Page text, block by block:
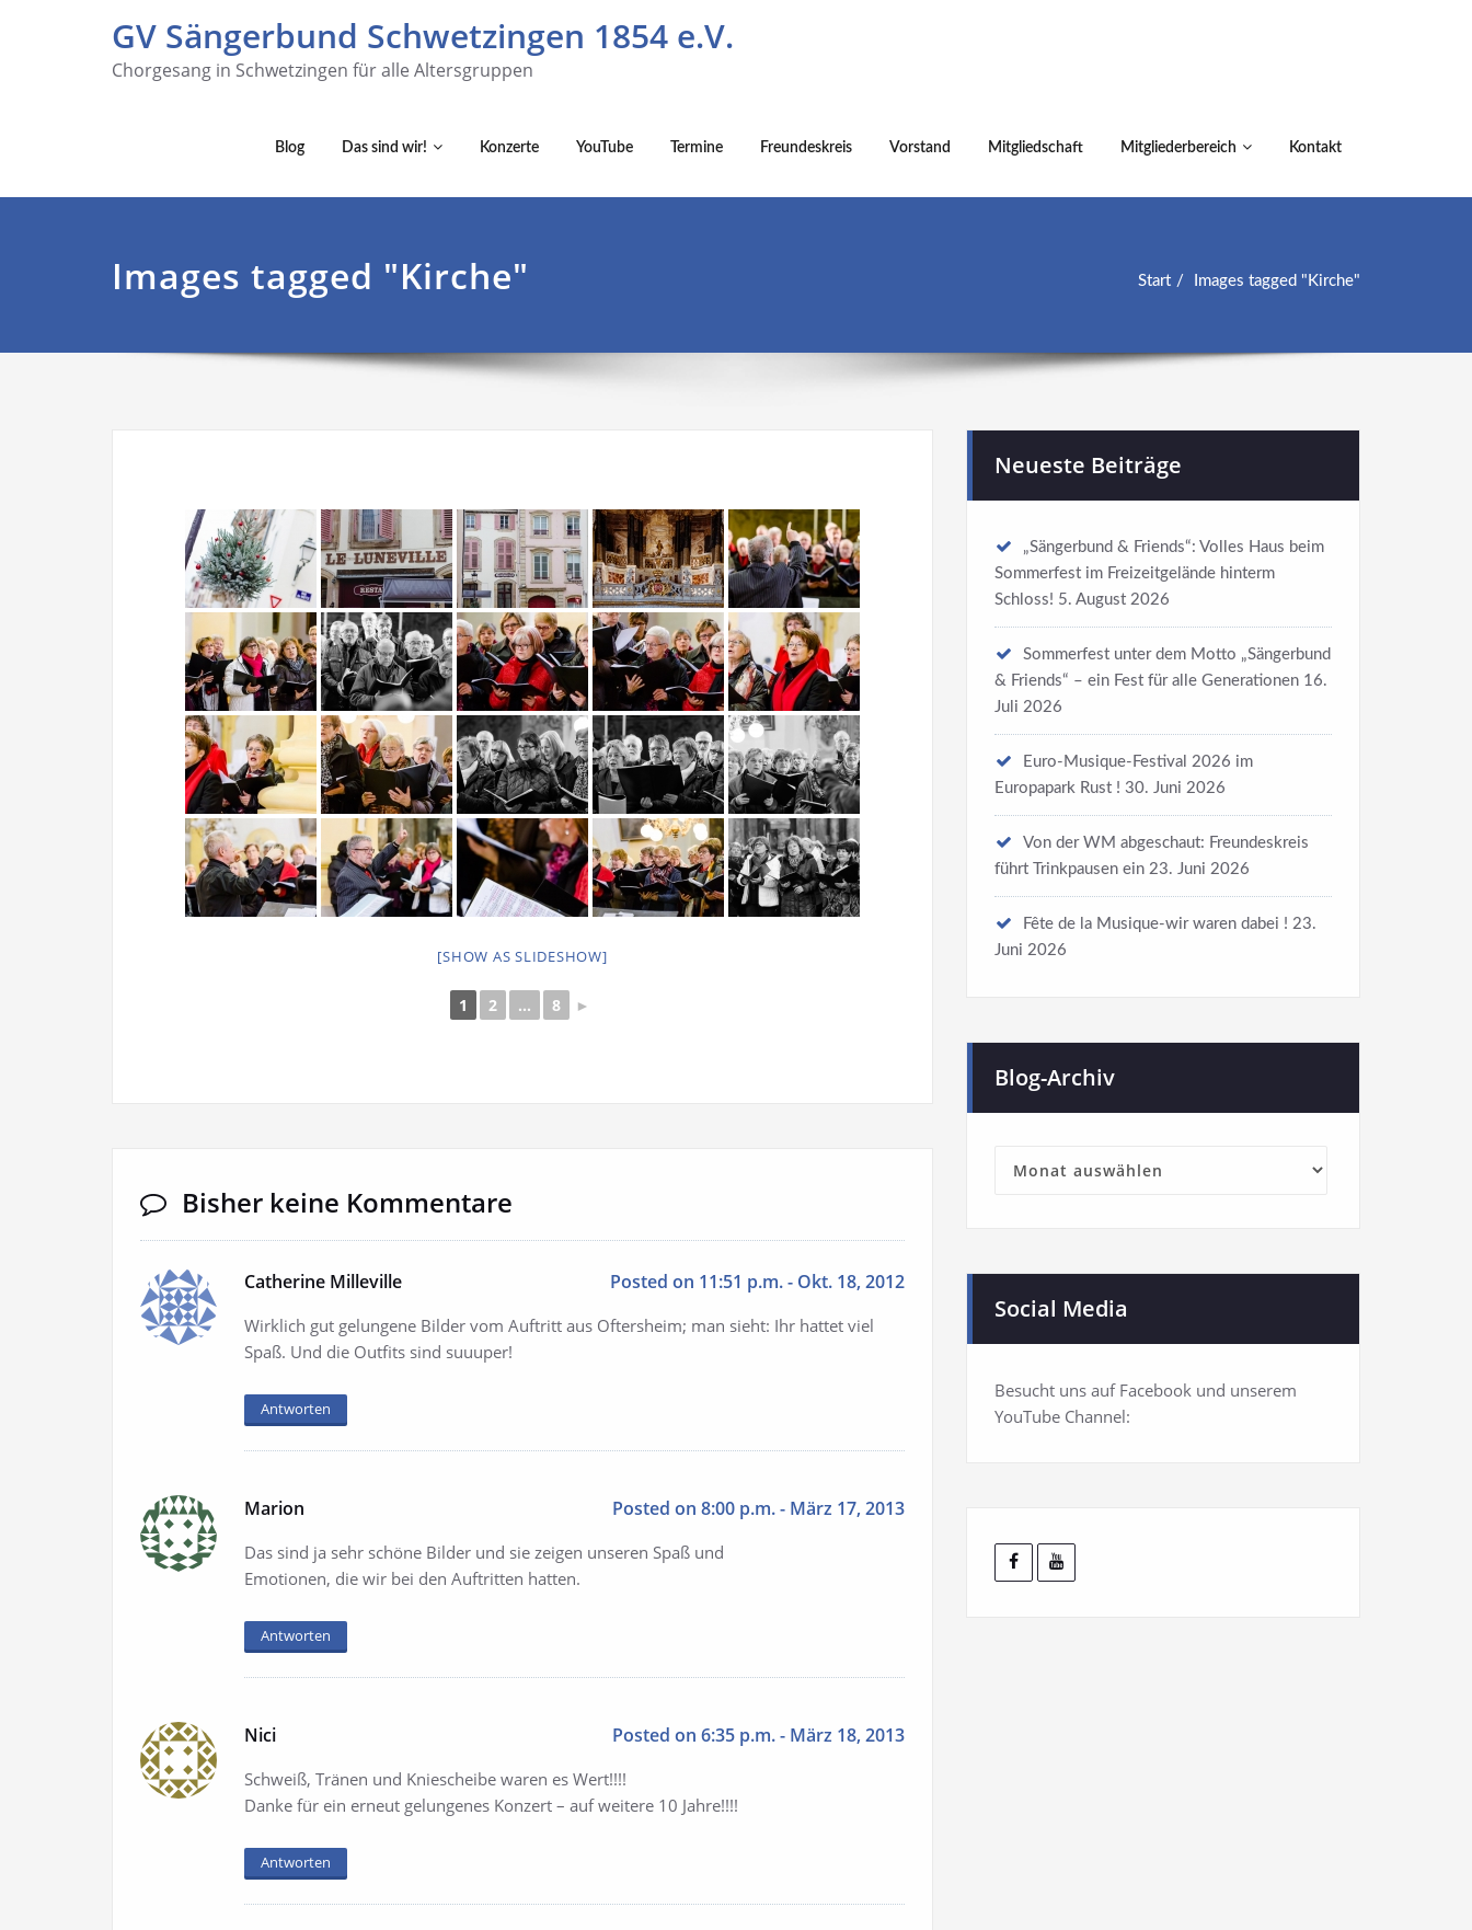
GV Sängerbund Schwetzingen 1854 e.V.
Chorgesang in Schwetzingen für alle Altersgruppen
Blog Das sind wir! Konzerte YouTube Termine Freundeskreis Vorstand Mitgliedschaft Mitgliederbereich Kontakt
Images tagged "Kirche" Start Images tagged "Kirche"
[SHOW AS SLIDESHOW]
1 2 ... 8 ►
Bisher keine Kommentare
Catherine Milleville Posted on 11:51 p.m. - Okt. 18, 2012
Wirklich gut gelungene Bilder vom Auftritt aus Oftersheim; man sieht: Ihr hattet viel
Spaß. Und die Outfits sind suuuper!
Antworten
Marion Posted on 8:00 p.m. - März 17, 2013
Das sind ja sehr schöne Bilder und sie zeigen unseren Spaß und
Emotionen, die wir bei den Auftritten hatten.
Antworten
Nici Posted on 6:35 p.m. - März 18, 2013
Schweiß, Tränen und Kniescheibe waren es Wert!!!!
Danke für ein erneut gelungenes Konzert – auf weitere 10 Jahre!!!!
Antworten
Neueste Beiträge
„Sängerbund & Friends“: Volles Haus beim
Sommerfest im Freizeitgelände hinterm
Schloss! 5. August 2026
Sommerfest unter dem Motto „Sängerbund
& Friends“ – ein Fest für alle Generationen 16.
Juli 2026
Euro-Musique-Festival 2026 im
Europapark Rust ! 30. Juni 2026
Von der WM abgeschaut: Freundeskreis
führt Trinkpausen ein 23. Juni 2026
Fête de la Musique-wir waren dabei ! 23.
Juni 2026
Blog-Archiv
Archiv
Social Media
Besucht uns auf Facebook und unserem
YouTube Channel: